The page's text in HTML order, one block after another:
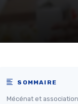
SOMMAIRE
Mécénat et